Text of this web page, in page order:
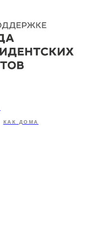
КАК ДОМА